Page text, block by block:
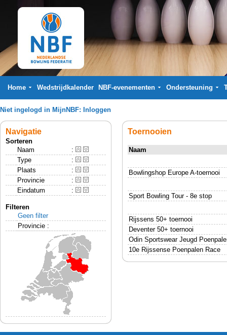
Home Wedstrijdkalender NBF-evenementen Ondersteuning
Niet ingelogd in MijnNBF: Inloggen
Navigatie
Sorteren
Naam
:
Type
:
Plaats
:
Provincie
:
Eindatum
:
Filteren
Geen filter
Provincie :
Toernooien
Naam
Bowlingshop Europe A-toernooi
Sport Bowling Tour - 8e stop
Rijssens 50+ toernooi
Deventer 50+ toernooi
Odin Sportswear Jeugd
10e Rijssense Poenpalen Race